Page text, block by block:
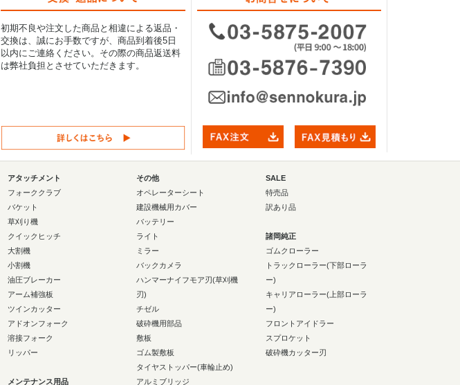
初期不良や注文した商品と相違による返品・
交換は、誠にお手数ですが、商品到着後5日
以内にご連絡ください。その際の商品返送料
は弊社負担とさせていただきます。
アタッチメント
フォーククラブ
バケット
草刈り機
クイックヒッチ
大割機
小割機
油圧ブレーカー
アーム補強板
ツインカッター
アドオンフォーク
溶接フォーク
リッパー
メンテナンス用品
その他
オペレーターシート
建設機械用カバー
バッテリー
ライト
ミラー
バックカメラ
ハンマーナイフモア刃(草刈機
刃)
チゼル
破砕機用部品
敷板
ゴム製敷板
タイヤストッパー(車輪止め)
アルミブリッジ
SALE
特売品
訳あり品
諸岡純正
ゴムクローラー
トラックローラー(下部ローラ
ー)
キャリアローラー(上部ローラ
ー)
フロントアイドラー
スプロケット
破砕機カッター刃